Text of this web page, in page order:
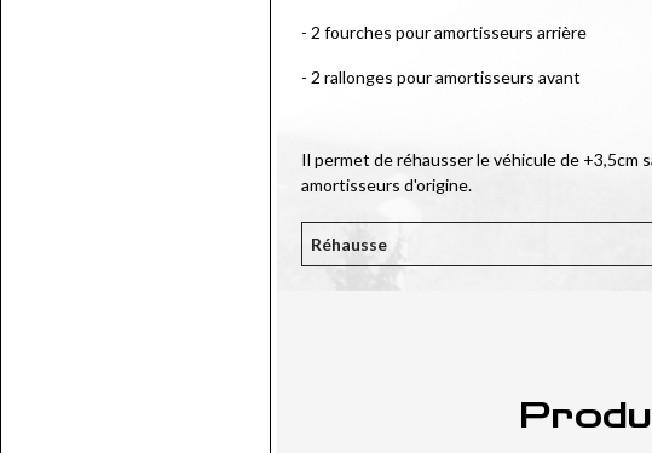
- 2 fourches pour amortisseurs arrière
- 2 rallonges pour amortisseurs avant
Il permet de réhausser le véhicule de +3,5cm
amortisseurs d'origine.
Réhausse